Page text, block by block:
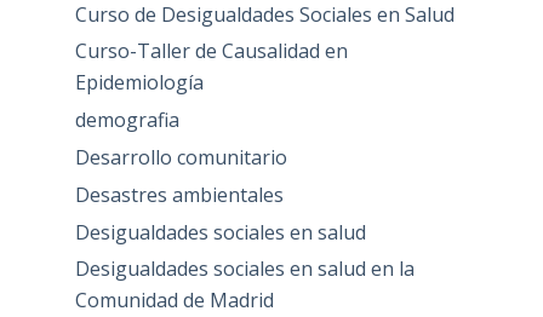
Curso de Desigualdades Sociales en Salud
Curso-Taller de Causalidad en
Epidemiología
demografia
Desarrollo comunitario
Desastres ambientales
Desigualdades sociales en salud
Desigualdades sociales en salud en la
Comunidad de Madrid